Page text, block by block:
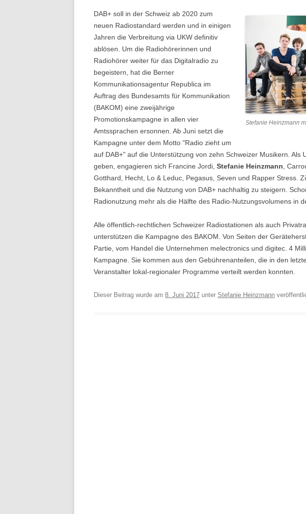
Stefanie Heinzmann
DAB+ soll in der Schweiz ab 2020 zum
neuen Radiostandard werden und in einigen
Jahren die Verbreitung via UKW definitiv
ablösen. Um die Radiohörerinnen und
Radiohörer weiter für das Digitalradio zu
begeistern, hat die Berner
Kommunikationsagentur Republica im
Auftrag des Bundesamts für Kommunikation
(BAKOM) eine zweijährige
Promotionskampagne in allen vier
Amtssprachen ersonnen. Ab Juni setzt die
Kampagne unter dem Motto "Radio zieht um
auf DAB+" auf die Unterstützung von zehn Schweizer Musikern. Als
geben, engagieren sich Francine Jordi, Stefanie Heinzmann ,
Gotthard, Hecht, Lo & Leduc, Pegasus, Seven und Rapper Stress.
Bekanntheit und die Nutzung von DAB+ nachhaltig zu steigern.
Radionutzung mehr als die Hälfte des Radio-Nutzungsvolumens in
Alle öffentlich-rechtlichen Schweizer Radiostationen als auch
unterstützen die Kampagne des BAKOM. Von Seiten der
Partie, vom Handel die Unternehmen melectronics und digitec. 4
Kampagne. Sie kommen aus den Gebührenanteilen, die in den
Veranstalter lokal-regionaler Programme verteilt werden konnten.
Dieser Beitrag wurde am 8. Juni 2017 unter Stefanie Heinzmann